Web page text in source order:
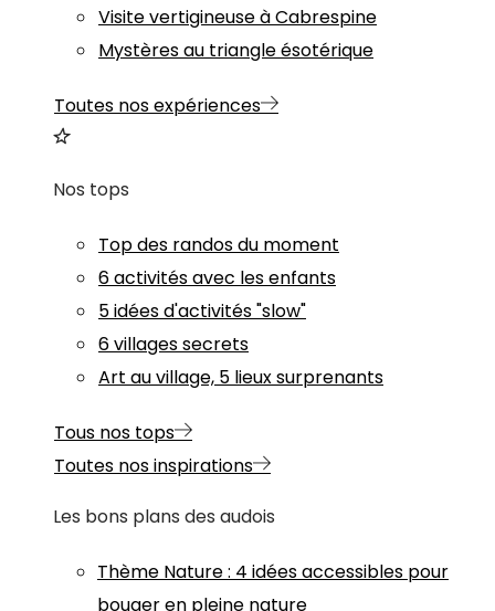
Visite vertigineuse à Cabrespine
Mystères au triangle ésotérique
Toutes nos expériences
Nos tops
Top des randos du moment
6 activités avec les enfants
5 idées d'activités "slow"
6 villages secrets
Art au village, 5 lieux surprenants
Tous nos tops
Toutes nos inspirations
Les bons plans des audois
Thème Nature: 4 idées accessibles pour
bouger en pleine nature